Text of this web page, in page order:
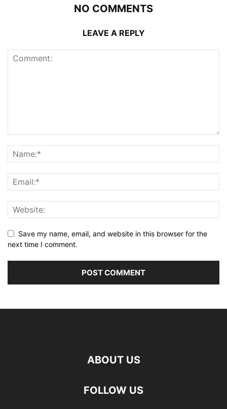
NO COMMENTS
LEAVE A REPLY
Save my name, email, and website in this browser for the
next time I comment.
ABOUT US
FOLLOW US